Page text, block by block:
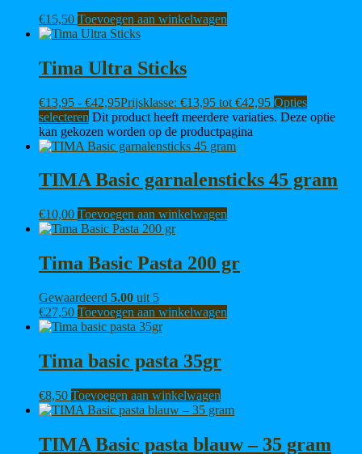
€15,50 Toevoegen aan winkelwagen
Tima Ultra Sticks
€13,95 - €42,95Prijsklasse: €13,95 tot €42,95 Opties
selecteren Dit product heeft meerdere variaties. Deze optie
kan gekozen worden op de productpagina
TIMA Basic garnalensticks 45 gram
€10,00 Toevoegen aan winkelwagen
Tima Basic Pasta 200 gr
Gewaardeerd 5.00 uit 5
€27,50 Toevoegen aan winkelwagen
Tima basic pasta 35gr
€8,50 Toevoegen aan winkelwagen
TIMA Basic pasta blauw – 35 gram